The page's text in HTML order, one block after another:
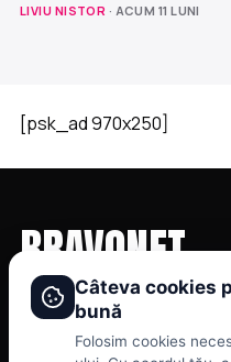
LIVIU NISTOR · ACUM 11 LUNI
[psk_ad 970x250]
BRAVONET
Showbiz, vedete si tot ce
CATEGORII
Cookies
Câteva cookies
bună
Folosim cookies